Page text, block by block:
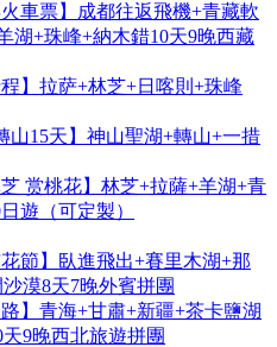
車票】成都往返飛機+青藏軟
湖+珠峰+納木錯10天9晚西藏
】拉萨+林芝+日喀則+珠峰
山15天】神山聖湖+轉山+一措
赏桃花】林芝+拉薩+羊湖+青
遊（可定製）
節】臥進飛出+賽里木湖+那
漠8天7晚外賓拼團
】青海+甘肅+新疆+茶卡鹽湖
9晚西北旅遊拼團